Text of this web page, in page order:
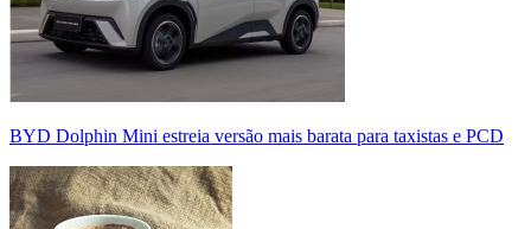
BYD Dolphin Mini estreia versão mais barata para taxistas e PCD